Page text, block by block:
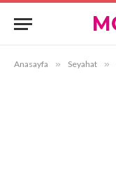
Anasayfa » Seyahat »